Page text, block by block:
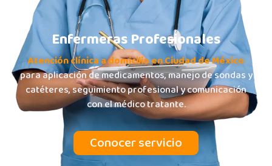
Enfermeras Profesionales
Atención clínica a domicilio en Ciudad de México
para aplicación de medicamentos, manejo de sondas y
catéteres, seguimiento profesional y comunicación
con el médico tratante.
Conocer servicio